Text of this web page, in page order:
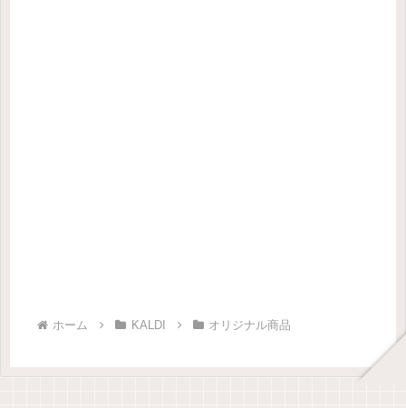
ホーム KALDI オリジナル商品